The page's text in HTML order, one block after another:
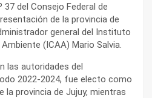
37 del Consejo Federal de
de la provincia de
general del Instituto
(ICAA) Mario Salvia.
las autoridades del
2022-2024, fue electo como
la provincia de Jujuy, mientras